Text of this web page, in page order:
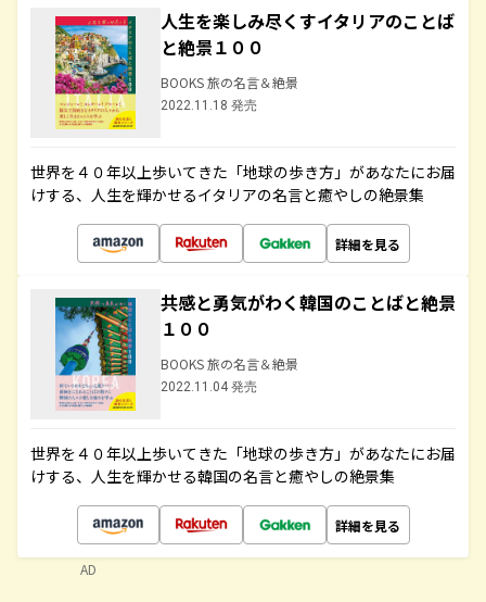
人生を楽しみ尽くすイタリアのことば
と絶景１００
BOOKS 旅の名言＆絶景
2022.11.18 発売
世界を４０年以上歩いてきた「地球の歩き方」があなたにお届
けする、人生を輝かせるイタリアの名言と癒やしの絶景集
詳細を見る
共感と勇気がわく韓国のことばと絶景
１００
BOOKS 旅の名言＆絶景
2022.11.04 発売
世界を４０年以上歩いてきた「地球の歩き方」があなたにお届
けする、人生を輝かせる韓国の名言と癒やしの絶景集
詳細を見る
AD